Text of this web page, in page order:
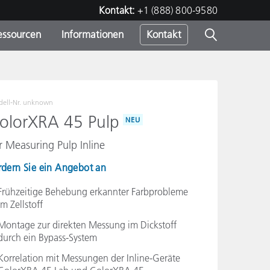
Kontakt: +1 (888) 800-9580
Informationen Kontakt
Nr. unknown
45 Pulp NEU
Measuring Pulp Inline
Sie ein Angebot an
Behebung erkannter Farbprobleme
Zellstoff
zur direkten Messung im Dickstoff
ein Bypass-System
mit Messungen der Inline-Geräte